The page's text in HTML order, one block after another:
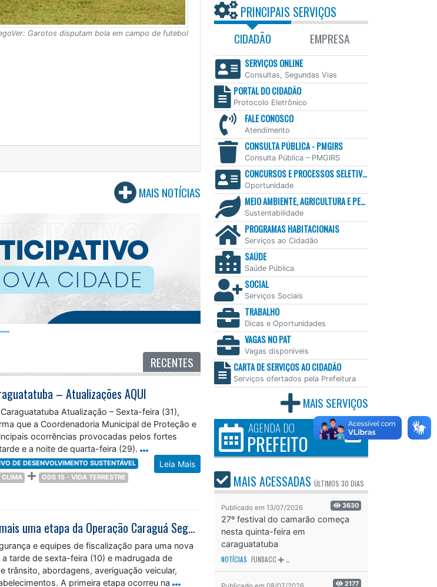
Garotos disputam bola em campo de futebol
MAIS NOTÍCIAS
RECENTES
– Atualizações AQUI
Atualização – Sexta-feira (31),
que a Coordenadoria Municipal de Proteção e
ocorrências provocadas pelos fortes
e a noite de quarta-feira (29).
Leia Mais
DE DESENVOLVIMENTO SUSTENTÁVEL
CLIMA
ODS 15 - VIDA TERRESTRE
Comitê de Segurança se reúne para mais uma etapa da Operação Caraguá Segura
e equipes de fiscalização para uma nova
tarde de sexta-feira (10) e madrugada de
trânsito, abordagens, averiguação veicular,
A primeira etapa ocorreu na
PRINCIPAIS SERVIÇOS
CIDADÃO EMPRESA
SERVIÇOS ONLINE
Consultas, Segundas Vias
PORTAL DO CIDADÃO
Protocolo Eletrônico
FALE CONOSCO
Atendimento
CONSULTA PÚBLICA - PMGIRS
Consulta Pública – PMGIRS
CONCURSOS E PROCESSOS SELETIVOS
Oportunidade
MEIO AMBIENTE, AGRICULTURA E PESCA
Sustentabilidade
PROGRAMAS HABITACIONAIS
Serviços ao Cidadão
SAÚDE
Saúde Pública
SOCIAL
Serviços Sociais
TRABALHO
Dicas e Oportunidades
VAGAS NO PAT
Vagas disponíveis
CARTA DE SERVIÇOS AO CIDADÃO
Serviços ofertados pela Prefeitura
MAIS SERVIÇOS
AGENDA DO
PREFEITO
MAIS ACESSADAS ÚLTIMOS 30 DIAS
Publicado em 13/07/2026 3630
27º festival do camarão começa
nesta quinta-feira em
caraguatatuba
NOTÍCIAS FUNDACC
2177